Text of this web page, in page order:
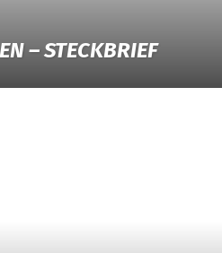
– STECKBRIEF